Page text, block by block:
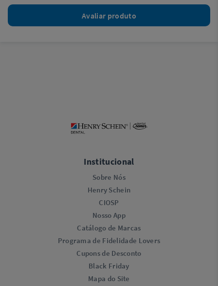
Avaliar produto
Institucional
Sobre Nós
Henry Schein
CIOSP
Nosso App
Catálogo de Marcas
Programa de Fidelidade Lovers​
Cupons de Desconto
Black Friday
Mapa do Site